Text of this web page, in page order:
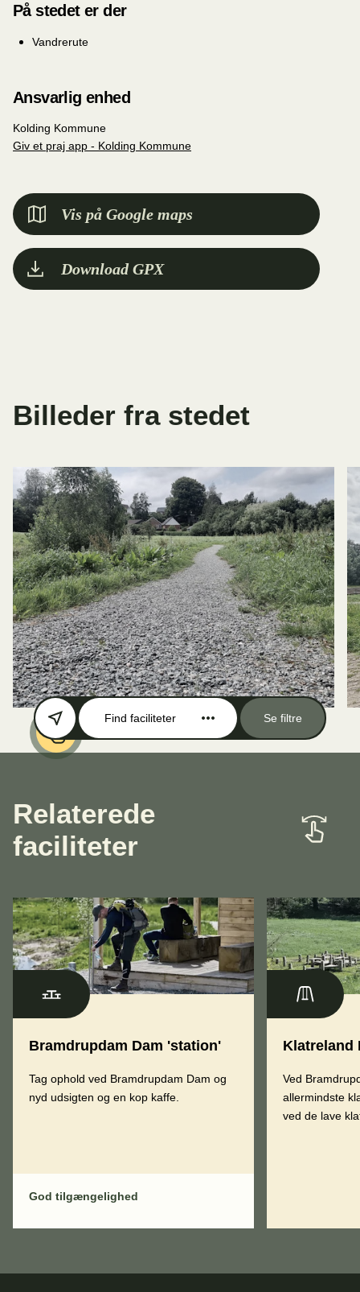
På stedet er der
Vandrerute
Ansvarlig enhed
Kolding Kommune
Giv et praj app - Kolding Kommune
Vis på Google maps
Download GPX
Billeder fra stedet
Find faciliteter Se filtre
Relaterede
faciliteter
Bramdrupdam Dam 'station'
Tag ophold ved Bramdrupdam Dam og
nyd udsigten og en kop kaffe.
God tilgængelighed
Klatreland
Ved
allermindste
ved de lave